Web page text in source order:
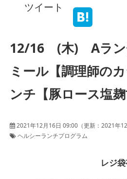
個人のお客様
ツイート
12/16 (木) Aラン
ミール【調理師の
ンチ【豚ロース塩麹
2021年12月16日 09:00 （更新： 2021年
ヘルシーランチプログラム
レジ袋有料化の